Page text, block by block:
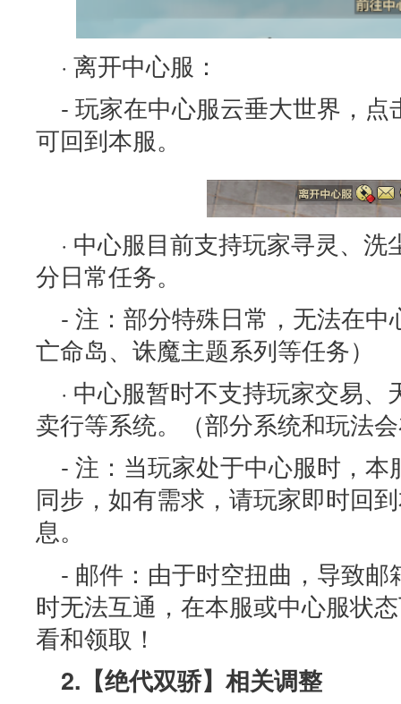
· 离开中心服：
- 玩家在中心服云垂大世界，
可回到本服。
· 中心服目前支持玩家寻灵、
分日常任务。
- 注：部分特殊日常，无法在
亡命岛、诛魔主题系列等任务）
· 中心服暂时不支持玩家交易
卖行等系统。（部分系统和玩法
- 注：当玩家处于中心服时，
同步，如有需求，请玩家即时回
息。
- 邮件：由于时空扭曲，导致
时无法互通，在本服或中心服状
看和领取！
2.【绝代双骄】相关调整